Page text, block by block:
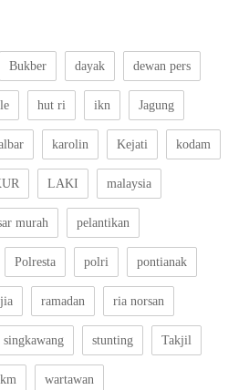
Bukber dayak dewan pers
hut ri ikn Jagung
karolin Kejati kodam
LAKI malaysia
murah pelantikan
Polresta polri pontianak
ramadan ria norsan
singkawang stunting Takjil
wartawan